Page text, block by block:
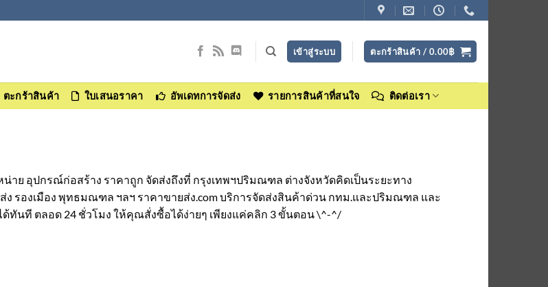
เข้าสู่ระบบ ตะกร้าสินค้า / 0.00฿
ตะกร้าสินค้า ใบเสนอราคา อัพเดทการจัดส่ง รายการสินค้าที่สนใจ ติดต่อเรา
น่าย อุปกรณ์ก่อสร้าง ราคาถูก จัดส่งถึงที่ กรุงเทพฯปริมณฑล ต่างจังหวัดคิดเป็นระยะทาง
รองเมือง พุทธมณฑล ฯลฯ ราคาขายส่ง.com บริการจัดส่งสินค้าด่วน กทม.และปริมณฑล และ
ทันที ตลอด 24 ชั่วโมง ให้คุณสั่งซื้อได้ง่ายๆ เพียงแค่คลิก 3 ขั้นตอน \^-^/